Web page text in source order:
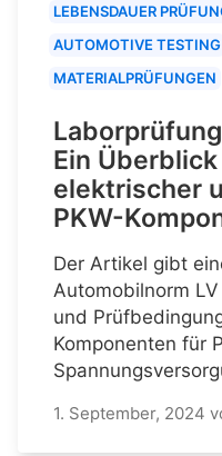
LEBENSDAUER
AUTOMOTIVE TESTING
MATERIALPRÜFUNGEN
Ein
elektrischer
PKW-
Der Artikel gibt
Automobilnorm
und
Komponenten für
1. September, 2024